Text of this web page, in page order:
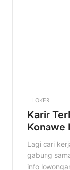
LOKER
Karir
Konawe
Lagi cari
gabung
info